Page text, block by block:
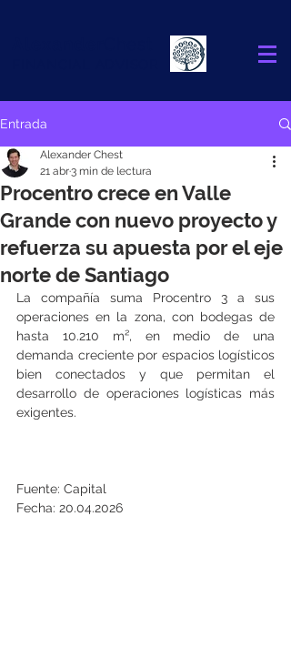
Entrada
Procentro crece en Valle
Grande con nuevo proyecto y
refuerza su apuesta por el eje
norte de Santiago
Alexander Chest
21 abr3 min de lectura
La compañía suma Procentro 3 a sus
operaciones en la zona, con bodegas de
hasta 10.210 m², en medio de una
demanda creciente por espacios logísticos
bien conectados y que permitan el
desarrollo de operaciones logísticas más
exigentes.
Fuente: Capital
Fecha: 20.04.2026